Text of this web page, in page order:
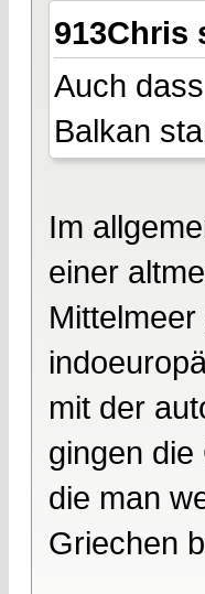
913Chris
Auch
Balkan
Im
einer
mit der
gingen
die man
Griechen